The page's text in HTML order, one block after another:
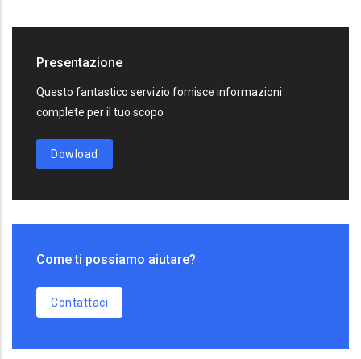
Presentazione
Questo fantastico servizio fornisce informazioni
complete per il tuo scopo
Dowload
Come ti possiamo aiutare?
Contattaci